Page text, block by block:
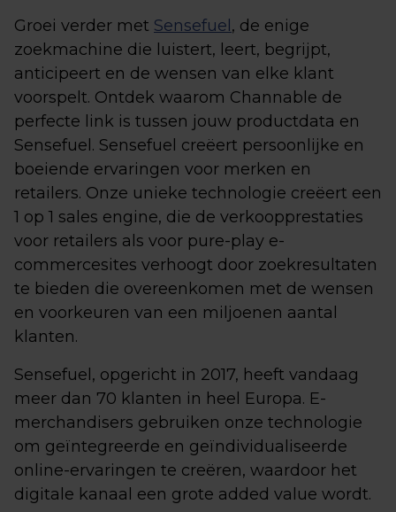
Groei verder met Sensefuel , de enige
zoekmachine die luistert, leert, begrijpt,
anticipeert en de wensen van elke klant
voorspelt. Ontdek waarom Channable de
perfecte link is tussen jouw productdata en
Sensefuel. Sensefuel creëert persoonlijke en
boeiende ervaringen voor merken en
retailers. Onze unieke technologie creëert een
1 op 1 sales engine, die de verkoopprestaties
voor retailers als voor pure-play e-
commercesites verhoogt door zoekresultaten
te bieden die overeenkomen met de wensen
en voorkeuren van een miljoenen aantal
klanten.
Sensefuel, opgericht in 2017, heeft vandaag
meer dan 70 klanten in heel Europa. E-
merchandisers gebruiken onze technologie
om geïntegreerde en geïndividualiseerde
online-ervaringen te creëren, waardoor het
digitale kanaal een grote added value wordt.